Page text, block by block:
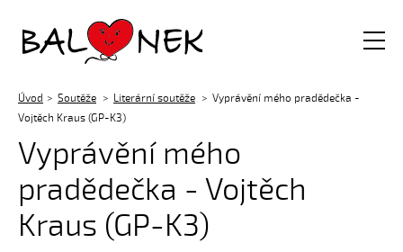
Balónek z.s.
Úvod Soutěže Literární soutěže
Vyprávění mého pradědečka -
Vojtěch Kraus (GP-K3)
Vyprávění mého
pradědečka - Vojtěch
Kraus (GP-K3)